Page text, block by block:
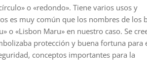
o «redondo». Tiene varios usos y
es muy común que los nombres de los
o «Lisbon Maru» en nuestro caso. Se
protección y buena fortuna para
conceptos importantes para la